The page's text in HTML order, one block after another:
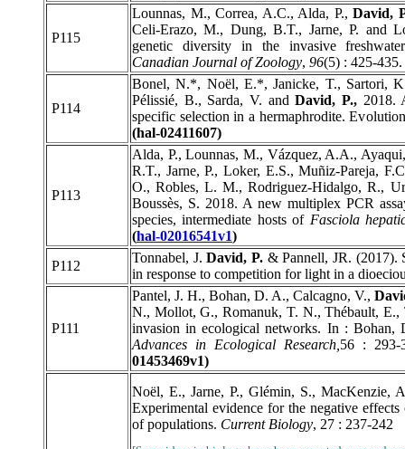
P115
Lounnas, M., Correa, A.C., Alda, P.,David,
Celi-Erazo, M., Dung, B.T., Jarne, P. and
genetic diversity in the invasive
Canadian Journal of Zoology, 96(5) : 425-435.
P114
Bonel, N.*, Noël, E.*, Janicke, T., Sartori,
Pélissié, B., Sarda, V. andDavid, P., 2018.
specific selection in a hermaphrodite.
(hal-02411607)
P113
Alda, P., Lounnas, M., Vázquez, A.A.,
R.T., Jarne, P., Loker, E.S., Muñiz-Pareja,
O., Robles, L. M., Rodriguez-Hidalgo, R.,
Boussès, S. 2018. A new multiplex PCR
species, intermediate hosts of Fasciola
(hal-02016541v1)
P112
Tonnabel, J.David, P. & Pannell, JR. (2017).
in response to competition for light in a
P111
Pantel, J. H., Bohan, D. A., Calcagno, V.,
N., Mollot, G., Romanuk, T. N., Thébault, E.,
invasion in ecological networks. In :
Advances in Ecological Research, 56 : 293-
01453469v1)
Noël, E., Jarne, P., Glémin, S., MacKenzie,
Experimental evidence for the negative
of populations. Current Biology, 27 : 237-242